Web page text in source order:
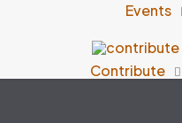
Events
Contribute